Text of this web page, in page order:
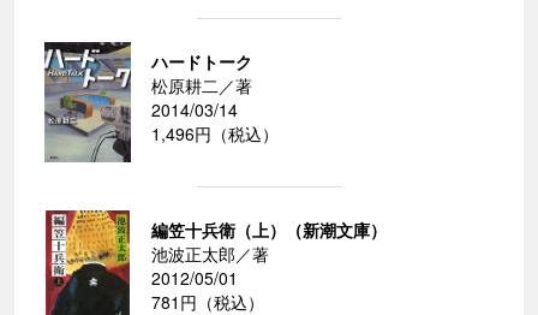
ハードトーク
松原耕二／著
2014/03/14
1,496円（税込）
編笠十兵衛（上）（新潮文庫）
池波正太郎／著
2012/05/01
781円（税込）